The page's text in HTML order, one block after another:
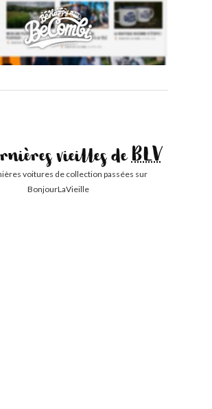
vieilles deBLV
voitures de collection passées sur
BonjourLaVieille